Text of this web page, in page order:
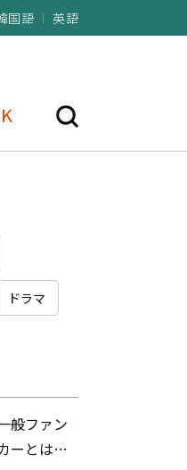
国語 英語
ドラマ
般ファン
ーとは無